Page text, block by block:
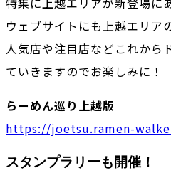
ウェブサイトにも上越エリア
人気店や注目店などこれから
ていきますのでお楽しみに！
らーめん巡り上越版
https://joetsu.ramen-
スタンプラリーも開催！